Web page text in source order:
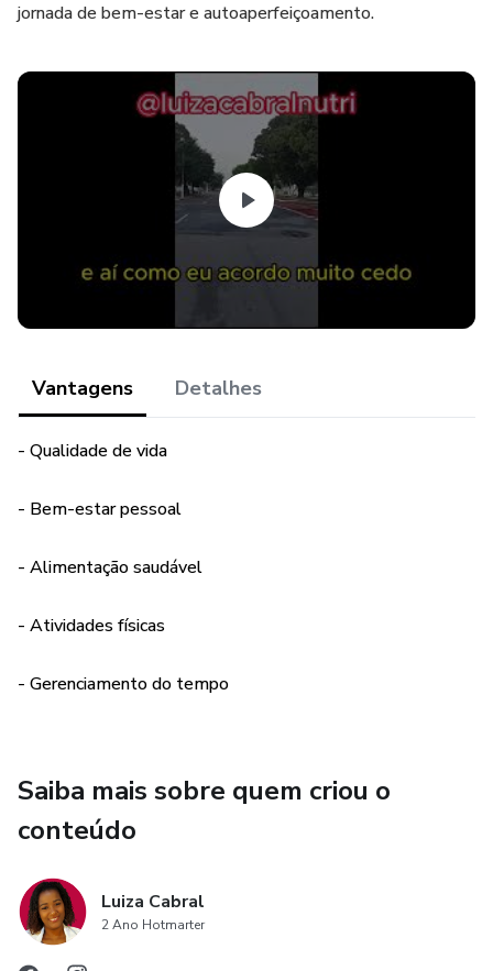
jornada de bem-estar e autoaperfeiçoamento.
Vantagens Detalhes
- Qualidade de vida
- Bem-estar pessoal
- Alimentação saudável
- Atividades físicas
- Gerenciamento do tempo
Saiba mais sobre quem criou o
conteúdo
Luiza Cabral
2 Ano Hotmarter